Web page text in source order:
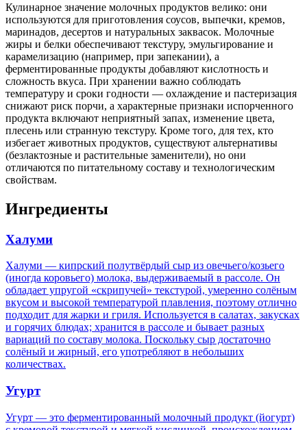
Кулинарное значение молочных продуктов велико: они
используются для приготовления соусов, выпечки, кремов,
маринадов, десертов и натуральных заквасок. Молочные
жиры и белки обеспечивают текстуру, эмульгирование и
карамелизацию (например, при запекании), а
ферментированные продукты добавляют кислотность и
сложность вкуса. При хранении важно соблюдать
температуру и сроки годности — охлаждение и пастеризация
снижают риск порчи, а характерные признаки испорченного
продукта включают неприятный запах, изменение цвета,
плесень или странную текстуру. Кроме того, для тех, кто
избегает животных продуктов, существуют альтернативы
(безлактозные и растительные заменители), но они
отличаются по питательному составу и технологическим
свойствам.
Ингредиенты
Халуми
Халуми — кипрский полутвёрдый сыр из овечьего/козьего
(иногда коровьего) молока, выдерживаемый в рассоле. Он
обладает упругой «скрипучей» текстурой, умеренно солёным
вкусом и высокой температурой плавления, поэтому отлично
подходит для жарки и гриля. Используется в салатах, закусках
и горячих блюдах; хранится в рассоле и бывает разных
вариаций по составу молока. Поскольку сыр достаточно
солёный и жирный, его употребляют в небольших
количествах.
Угурт
Угурт — это ферментированный молочный продукт (йогурт)